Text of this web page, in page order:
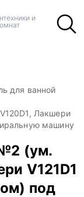
и
для ванной
Лакшери
машину
(ум.
V121D1
под